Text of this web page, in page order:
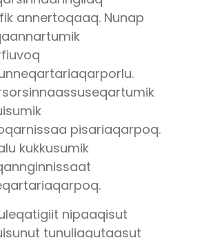
annertoqaaq. Nunap
pisariaqarpoq.
kukkusumik
nipaaqisut
tunuliaqutaasut